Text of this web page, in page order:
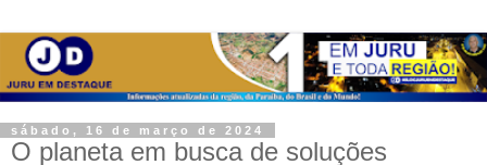
sábado, 16 de março de 2024
O planeta em busca de soluções